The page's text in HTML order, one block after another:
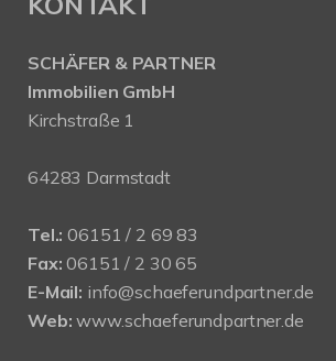
SCHÄFER & PARTNER
Immobilien GmbH
Kirchstraße 1
64283 Darmstadt
Tel.: 06151 / 2 69 83
Fax: 06151 / 2 30 65
E-Mail: info@schaeferundpartner.de
Web: www.schaeferundpartner.de